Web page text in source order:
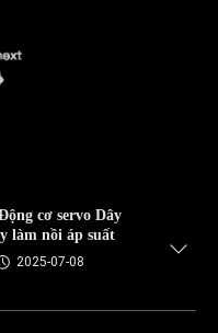
cơ servo Dây
làm nồi áp suất
2025-07-08